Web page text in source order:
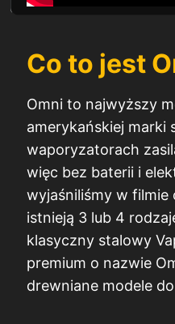
Co to jest
Omni to najwyższy
amerykańskiej marki
waporyzatorach
więc bez baterii i
wyjaśniliśmy w filmie
istnieją 3 lub 4
klasyczny stalowy
premium o nazwie
drewniane modele